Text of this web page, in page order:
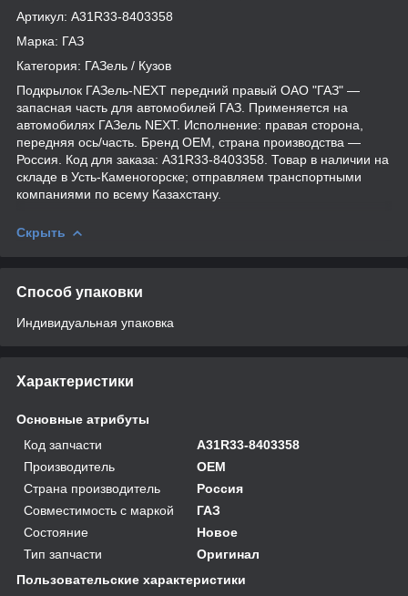
Артикул: A31R33-8403358
Марка: ГАЗ
Категория: ГАЗель / Кузов
Подкрылок ГАЗель-NEXT передний правый ОАО "ГАЗ" —
запасная часть для автомобилей ГАЗ. Применяется на
автомобилях ГАЗель NEXT. Исполнение: правая сторона,
передняя ось/часть. Бренд OEM, страна производства —
Россия. Код для заказа: A31R33-8403358. Товар в наличии на
складе в Усть-Каменогорске; отправляем транспортными
компаниями по всему Казахстану.
Скрыть
Способ упаковки
Индивидуальная упаковка
Характеристики
Основные атрибуты
Код запчасти
A31R33-8403358
Производитель
OEM
Страна производитель
Россия
Совместимость с маркой
ГАЗ
Состояние
Новое
Тип запчасти
Оригинал
Пользовательские характеристики